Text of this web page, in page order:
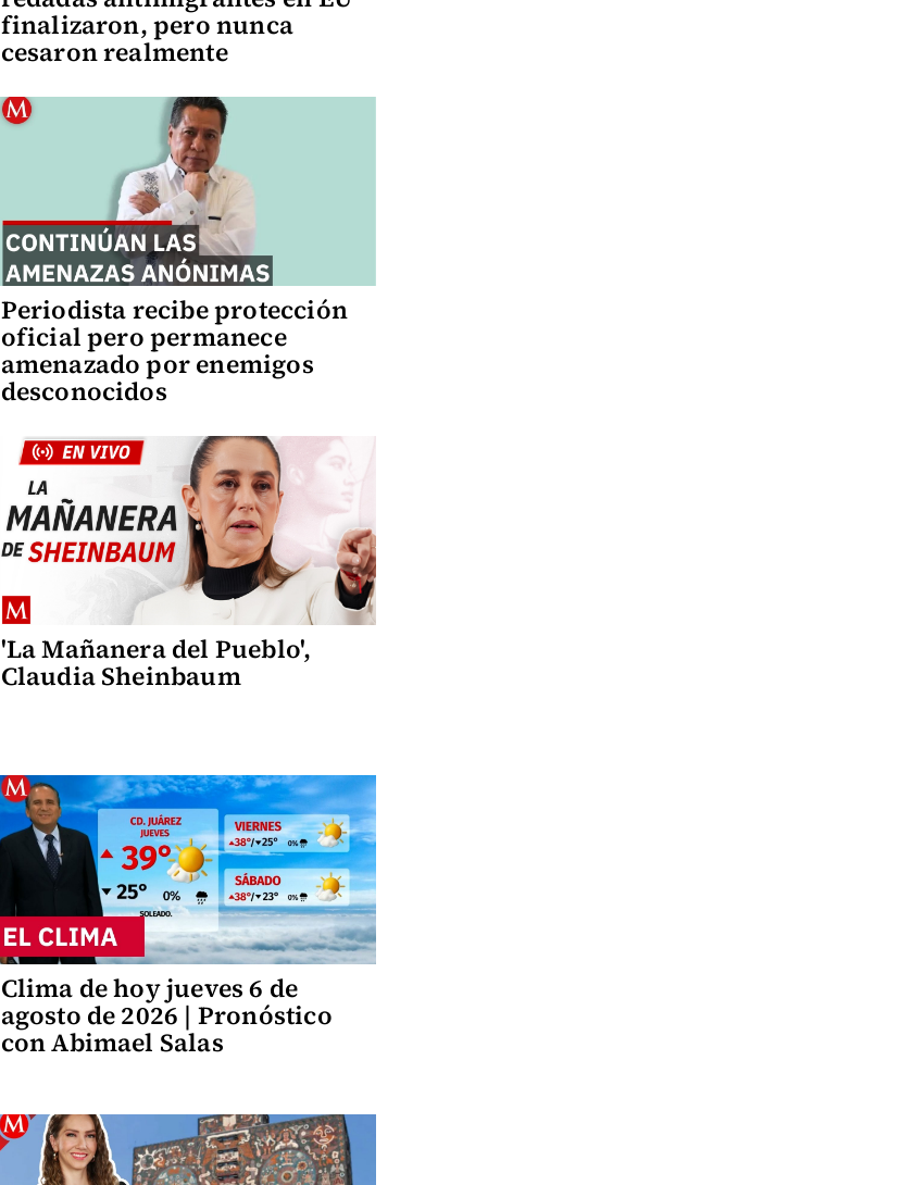
finalizaron, pero nunca
cesaron realmente
Periodista recibe protección
oficial pero permanece
amenazado por enemigos
desconocidos
'La Mañanera del Pueblo',
Claudia Sheinbaum
Clima de hoy jueves 6 de
agosto de 2026 | Pronóstico
con Abimael Salas